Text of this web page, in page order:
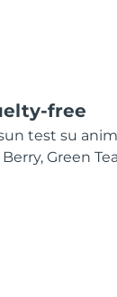
free
test su
Berry, Green